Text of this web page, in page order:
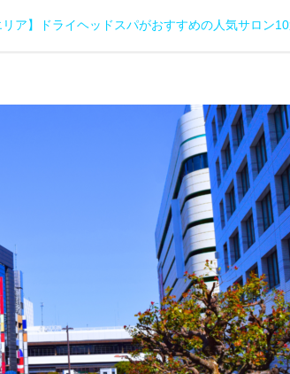
リア】ドライヘッドスパがおすすめの人気サロン